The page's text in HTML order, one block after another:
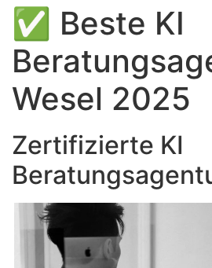
✅ Beste KI
Wesel 2025
Zertifizierte KI